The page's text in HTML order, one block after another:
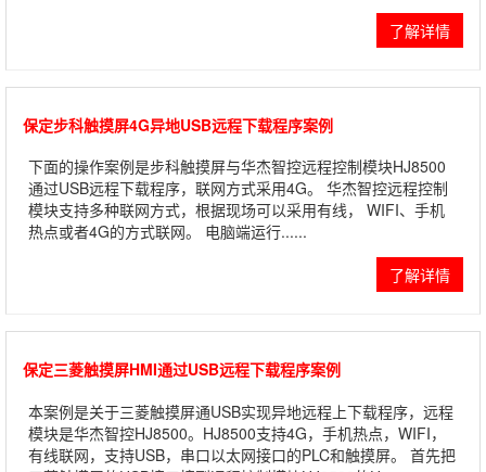
了解详情
保定步科触摸屏4G异地USB远程下载程序案例
下面的操作案例是步科触摸屏与华杰智控远程控制模块HJ8500
通过USB远程下载程序，联网方式采用4G。 华杰智控远程控制
模块支持多种联网方式，根据现场可以采用有线， WIFI、手机
热点或者4G的方式联网。 电脑端运行......
了解详情
保定三菱触摸屏HMI通过USB远程下载程序案例
本案例是关于三菱触摸屏通USB实现异地远程上下载程序，远程
模块是华杰智控HJ8500。HJ8500支持4G，手机热点，WIFI，
有线联网，支持USB，串口以太网接口的PLC和触摸屏。 首先把